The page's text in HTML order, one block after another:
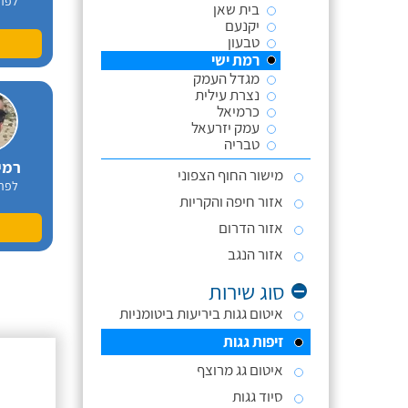
בית שאן
יקנעם
טבעון
רמת ישי
מגדל העמק
נצרת עילית
כרמיאל
עמק יזרעאל
טבריה
מישור החוף הצפוני
אזור חיפה והקריות
אזור הדרום
אזור הנגב
סוג שירות
איטום גגות ביריעות ביטומניות
זיפות גגות
איטום גג מרוצף
סיוד גגות